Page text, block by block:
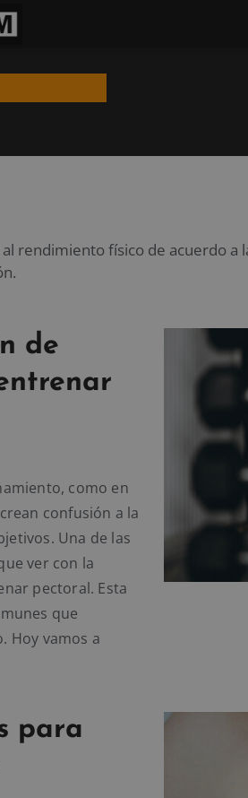
rendimiento físico de acuerdo
de
como en
confusión a la
Una de las
ver con la
pectoral. Esta
que
Hoy vamos a
para